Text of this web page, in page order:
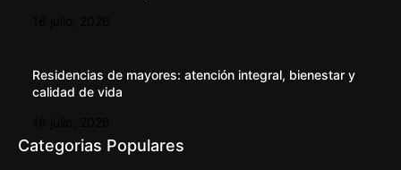
Residencias de mayores: atención integral, bienestar y
calidad de vida
Categorias Populares